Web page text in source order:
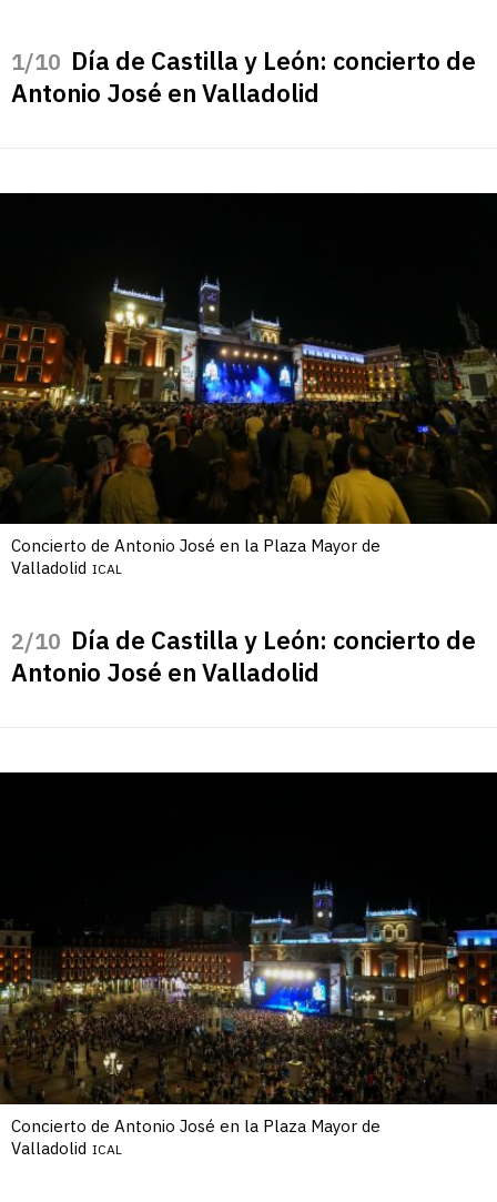
/10 Día de Castilla y León: concierto de
Antonio José en Valladolid
Concierto de Antonio José en la Plaza Mayor de
Valladolid ICAL
/10 Día de Castilla y León: concierto de
Antonio José en Valladolid
Concierto de Antonio José en la Plaza Mayor de
Valladolid ICAL